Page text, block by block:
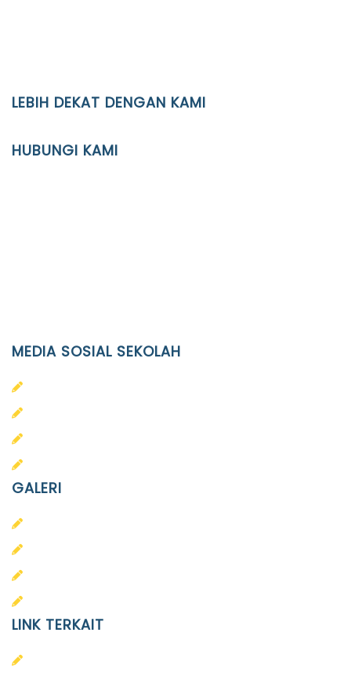
LEBIH DEKAT DENGAN KAMI
HUBUNGI KAMI
MEDIA SOSIAL SEKOLAH
GALERI
LINK TERKAIT